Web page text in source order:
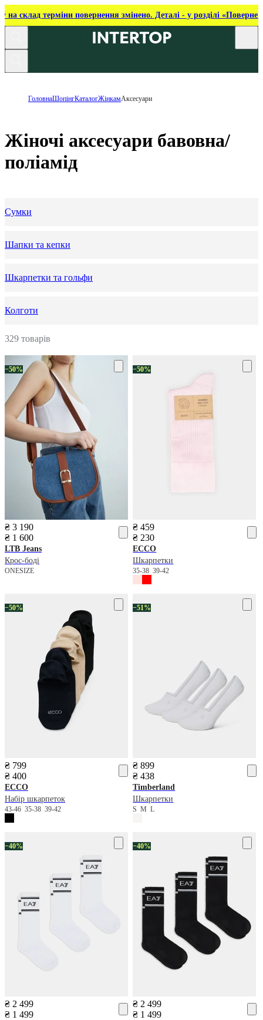
на склад терміни повернення змінено. Деталі - у розділі
ГоловнаШопінгКаталогЖінкамАксесуари
Жіночі аксесуари бавовна/
поліамід
Сумки
Шапки та кепки
Шкарпетки та гольфи
Колготи
329 товарів
−50%
₴ 3 190
₴ 1 600
LTB Jeans
Крос-боді
ONESIZE
−50%
₴ 459
₴ 230
ECCO
Шкарпетки
35-3839-42
−50%
₴ 799
₴ 400
ECCO
Набір шкарпеток
43-46 35-38 39-42
−51%
₴ 899
₴ 438
Timberland
Шкарпетки
SML
−40%
₴ 2 499
₴ 1 499
−40%
₴ 2 499
₴ 1 499